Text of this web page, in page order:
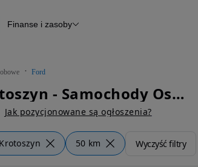
Raport z inspekcji
Otomoto News
Finanse i zasoby
Ford
Ford Krotoszyn - Samochody Osobowe
Jak pozycjonowane są ogłoszenia?
Krotoszyn 50 km Wyczyść filtry